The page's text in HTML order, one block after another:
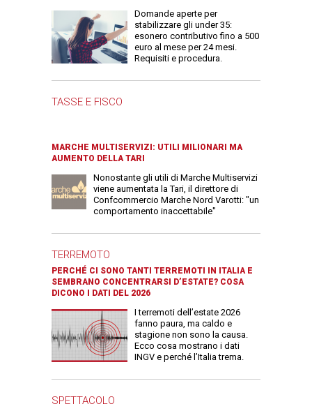
Domande aperte per
stabilizzare gli under 35:
esonero contributivo fino a 500
euro al mese per 24 mesi.
Requisiti e procedura.
TASSE E FISCO
MARCHE MULTISERVIZI: UTILI MILIONARI MA
AUMENTO DELLA TARI
Nonostante gli utili di Marche Multiservizi
viene aumentata la Tari, il direttore di
Confcommercio Marche Nord Varotti: "un
comportamento inaccettabile"
TERREMOTO
PERCHÉ CI SONO TANTI TERREMOTI IN ITALIA E
SEMBRANO CONCENTRARSI D’ESTATE? COSA
DICONO I DATI DEL 2026
I terremoti dell’estate 2026
fanno paura, ma caldo e
stagione non sono la causa.
Ecco cosa mostrano i dati
INGV e perché l’Italia trema.
SPETTACOLO